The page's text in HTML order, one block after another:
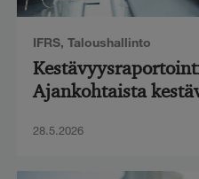
IFRS, Taloushallinto
Ajankohtaista
28.5.2026